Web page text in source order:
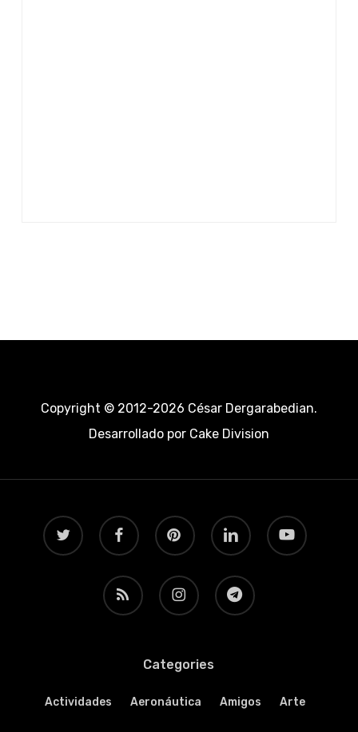
Copyright © 2012-2026 César Dergarabedian.
Desarrollado porCake Division
twitter facebook pinterest linkedin youtube
RSS instagram telegram
Categories
Actividades Aeronáutica Amigos Arte